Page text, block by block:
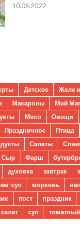
10.06.2022
Детское
Желе
Макароны
Мой
Мясо Овощи
Праздничное
Птица
Салаты
Сыр Фарш
духовка завтрак
суп морковь
пост праздник
салат суп